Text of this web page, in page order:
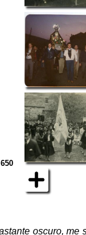
650
oscuro, me